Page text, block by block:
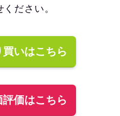
ださい。
いはこちら
価はこちら